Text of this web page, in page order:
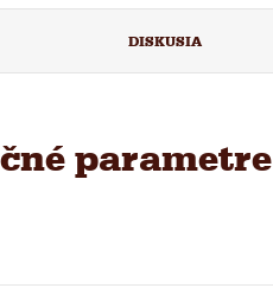
DISKUSIA
parametre